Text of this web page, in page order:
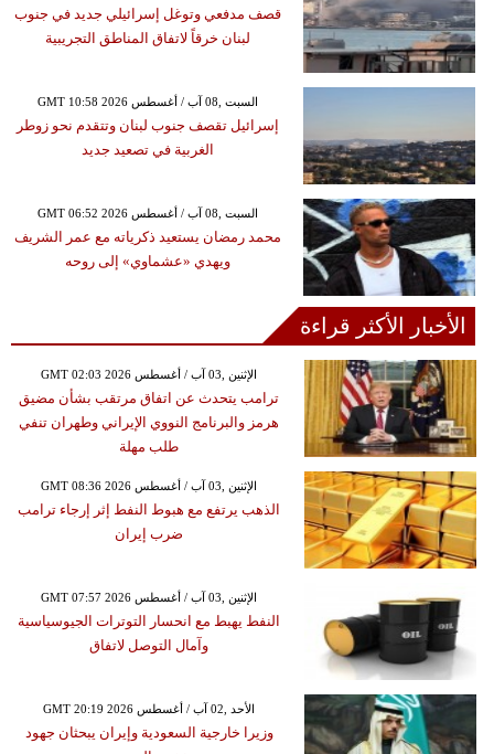
قصف مدفعي وتوغل إسرائيلي جديد في جنوب
لبنان خرقاً لاتفاق المناطق التجريبية
GMT 10:58 2026 السبت ,08 آب / أغسطس
إسرائيل تقصف جنوب لبنان وتتقدم نحو زوطر
الغربية في تصعيد جديد
GMT 06:52 2026 السبت ,08 آب / أغسطس
محمد رمضان يستعيد ذكرياته مع عمر الشريف
ويهدي «عشماوي» إلى روحه
الأخبار الأكثر قراءة
GMT 02:03 2026 الإثنين ,03 آب / أغسطس
ترامب يتحدث عن اتفاق مرتقب بشأن مضيق
هرمز والبرنامج النووي الإيراني وطهران تنفي
طلب مهلة
GMT 08:36 2026 الإثنين ,03 آب / أغسطس
الذهب يرتفع مع هبوط النفط إثر إرجاء ترامب
ضرب إيران
GMT 07:57 2026 الإثنين ,03 آب / أغسطس
النفط يهبط مع انحسار التوترات الجيوسياسية
وآمال التوصل لاتفاق
GMT 20:19 2026 الأحد ,02 آب / أغسطس
وزيرا خارجية السعودية وإيران يبحثان جهود